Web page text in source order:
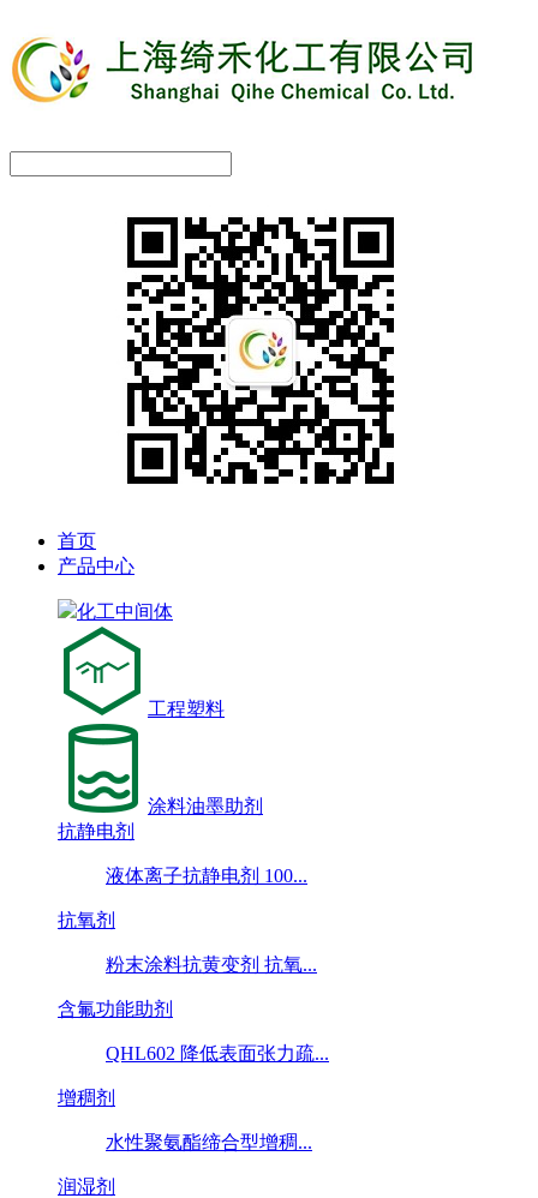
首页
产品中心
化工中间体
工程塑料
涂料油墨助剂
抗静电剂
液体离子抗静电剂 100...
抗氧剂
粉末涂料抗黄变剂 抗氧...
含氟功能助剂
QHL602 降低表面张力疏...
增稠剂
水性聚氨酯缔合型增稠...
润湿剂